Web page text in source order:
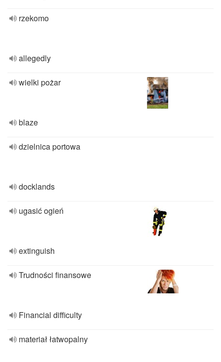
rzekomo
allegedly
wielki pożar
blaze
dzielnica portowa
docklands
ugasić ogień
extinguish
Trudności finansowe
Financial difficulty
materiał łatwopalny